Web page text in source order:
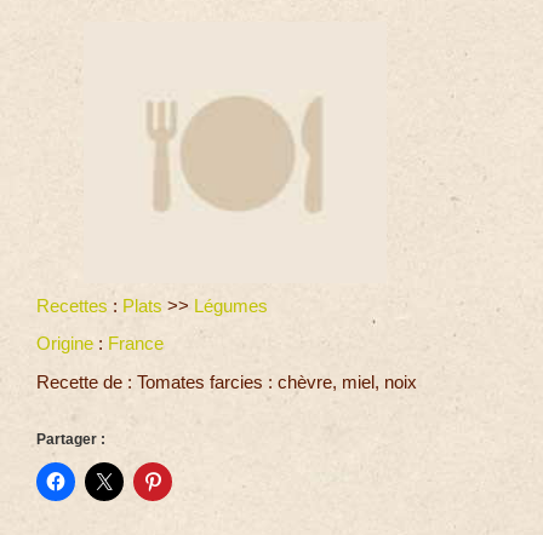
Recettes : Plats >> Légumes
Origine : France
Recette de : Tomates farcies : chèvre, miel, noix
Partager :